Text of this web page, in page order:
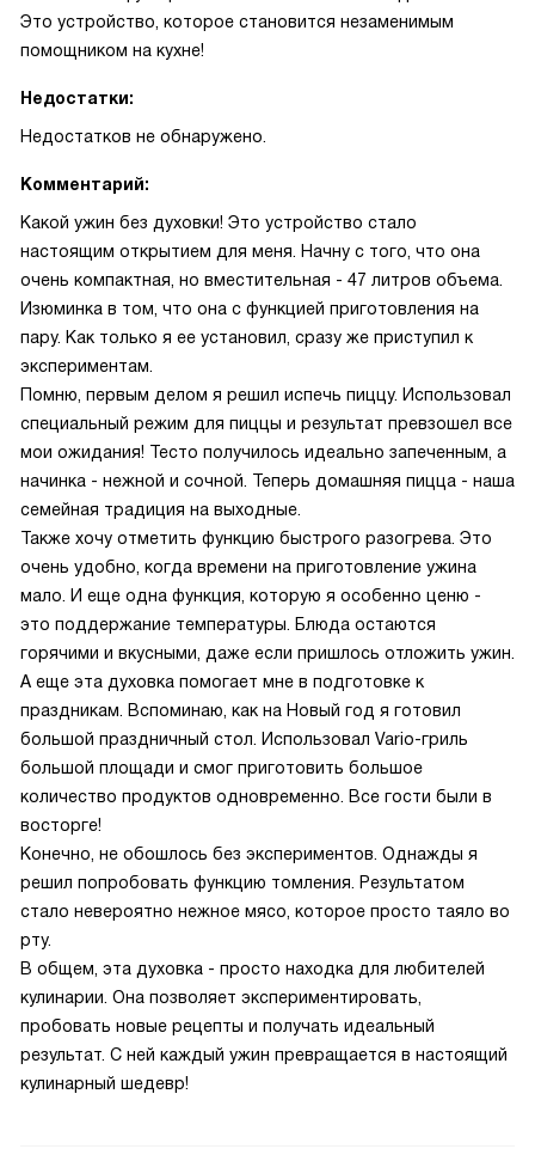
Это устройство, которое становится незаменимым
помощником на кухне!
Недостатки:
Недостатков не обнаружено.
Комментарий:
Какой ужин без духовки! Это устройство стало
настоящим открытием для меня. Начну с того, что она
очень компактная, но вместительная - 47 литров объема.
Изюминка в том, что она с функцией приготовления на
пару. Как только я ее установил, сразу же приступил к
экспериментам.
Помню, первым делом я решил испечь пиццу. Использовал
специальный режим для пиццы и результат превзошел все
мои ожидания! Тесто получилось идеально запеченным, а
начинка - нежной и сочной. Теперь домашняя пицца - наша
семейная традиция на выходные.
Также хочу отметить функцию быстрого разогрева. Это
очень удобно, когда времени на приготовление ужина
мало. И еще одна функция, которую я особенно ценю -
это поддержание температуры. Блюда остаются
горячими и вкусными, даже если пришлось отложить ужин.
А еще эта духовка помогает мне в подготовке к
праздникам. Вспоминаю, как на Новый год я готовил
большой праздничный стол. Использовал Vario-гриль
большой площади и смог приготовить большое
количество продуктов одновременно. Все гости были в
восторге!
Конечно, не обошлось без экспериментов. Однажды я
решил попробовать функцию томления. Результатом
стало невероятно нежное мясо, которое просто таяло во
рту.
В общем, эта духовка - просто находка для любителей
кулинарии. Она позволяет экспериментировать,
пробовать новые рецепты и получать идеальный
результат. С ней каждый ужин превращается в настоящий
кулинарный шедевр!